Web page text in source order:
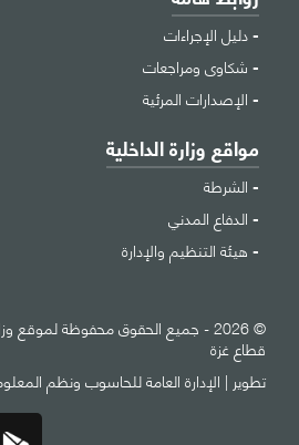
دليل الإجراءات
شكاوى ومراجعات
الإصدارات المرئية
مواقع وزارة الداخلية
الشرطة
الدفاع المدني
هيئة التنظيم والإدارة
© 2026 - جميع الحقوق محفوظة لموقع
قطاع غزة
تطوير | الإدارة العامة للحاسوب ونظم